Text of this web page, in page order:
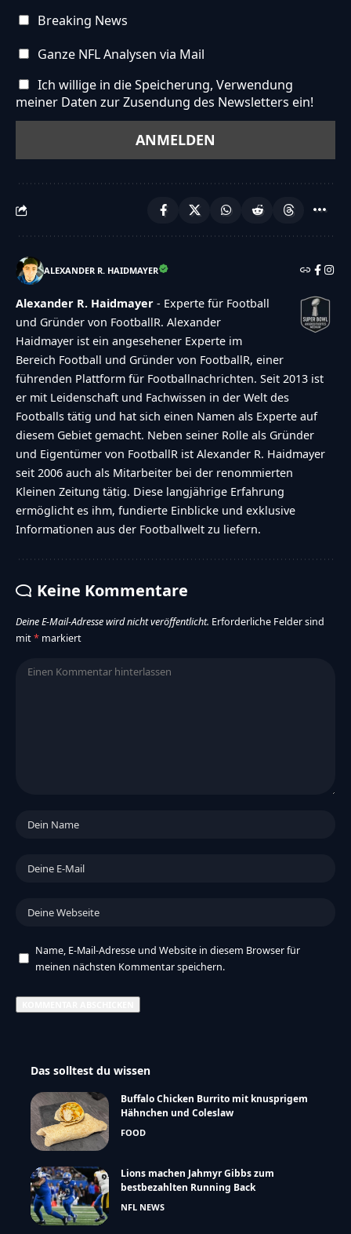
Breaking News
Ganze NFL Analysen via Mail
Ich willige in die Speicherung, Verwendung
meiner Daten zur Zusendung des Newsletters ein!
ALEXANDER R. HAIDMAYER
Alexander R. Haidmayer - Experte für Football
und Gründer von FootballR. Alexander
Haidmayer ist ein angesehener Experte im
Bereich Football und Gründer von FootballR, einer
führenden Plattform für Footballnachrichten. Seit 2013 ist
er mit Leidenschaft und Fachwissen in der Welt des
Footballs tätig und hat sich einen Namen als Experte auf
diesem Gebiet gemacht. Neben seiner Rolle als Gründer
und Eigentümer von FootballR ist Alexander R. Haidmayer
seit 2006 auch als Mitarbeiter bei der renommierten
Kleinen Zeitung tätig. Diese langjährige Erfahrung
ermöglicht es ihm, fundierte Einblicke und exklusive
Informationen aus der Footballwelt zu liefern.
Keine Kommentare
Deine E-Mail-Adresse wird nicht veröffentlicht. Erforderliche Felder sind
mit* markiert
Name, E-Mail-Adresse und Website in diesem Browser für
meinen nächsten Kommentar speichern.
Das solltest du wissen
Buffalo Chicken Burrito mit knusprigem
Hähnchen und Coleslaw
FOOD
Lions machen Jahmyr Gibbs zum
bestbezahlten Running Back
NFL NEWS